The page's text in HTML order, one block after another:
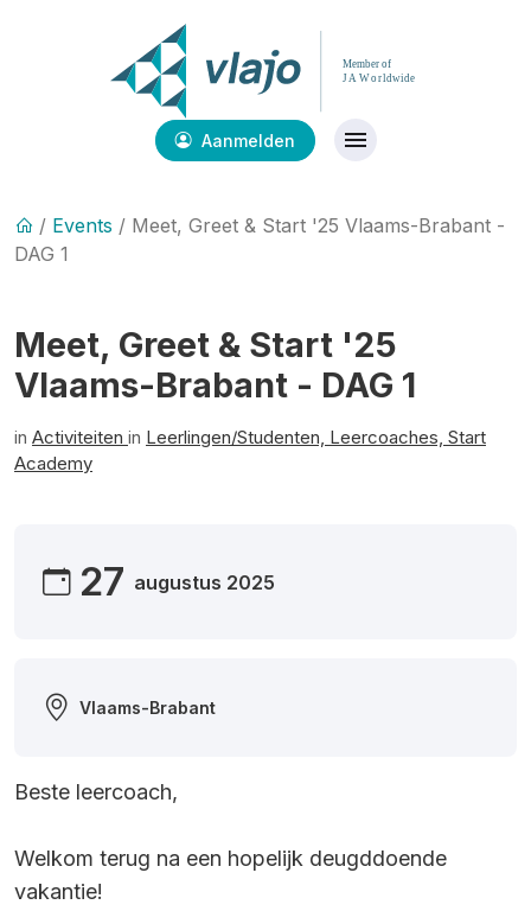
Aanmelden
/ Events / Meet, Greet & Start '25 Vlaams-Brabant -
DAG 1
Meet, Greet & Start '25
Vlaams-Brabant - DAG 1
in Activiteiten in Leerlingen/Studenten, Leercoaches, Start
Academy
27 augustus 2025
Vlaams-Brabant
Beste leercoach,
Welkom terug na een hopelijk deugddoende
vakantie!